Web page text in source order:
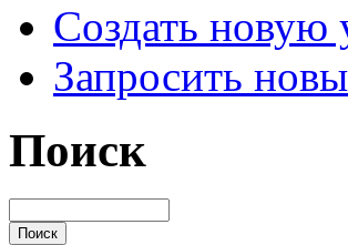
Создать новую
Запросить
Поиск